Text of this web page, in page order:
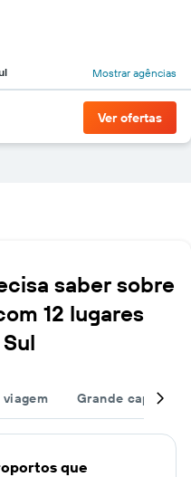
Mostrar agências
Ver ofertas
saber sobre
12 lugares
Grande
que